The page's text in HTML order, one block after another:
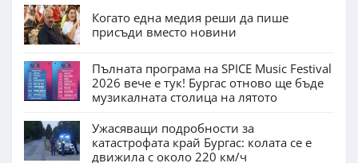
Когато една медия реши да пише
присъди вместо новини
Пълната програма на SPICE Music Festival
2026 вече е тук! Бургас отново ще бъде
музикалната столица на лятото
Ужасяващи подробности за
катастрофата край Бургас: колата се е
движила с около 220 км/ч